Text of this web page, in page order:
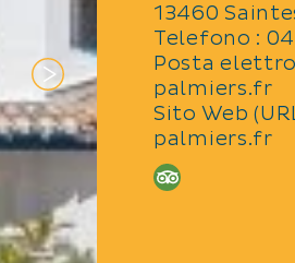
13460
Telefono :
Posta
palmiers.fr
Sito Web
palmiers.fr